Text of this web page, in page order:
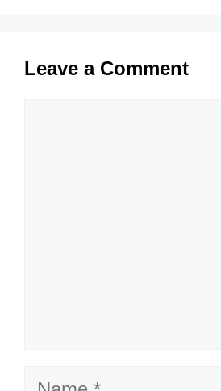
Leave a Comment
Name